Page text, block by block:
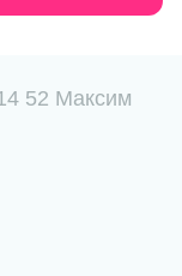
52 Максим